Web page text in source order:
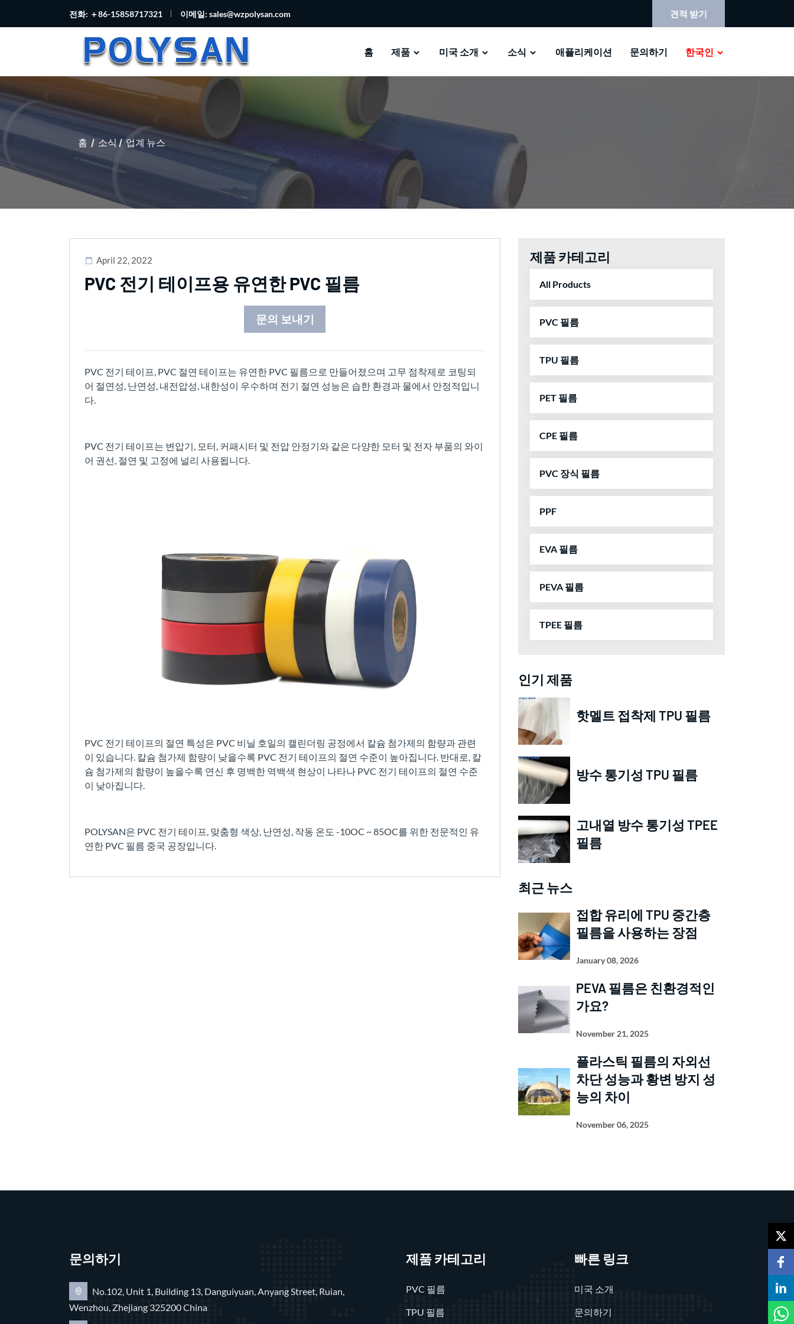
전화: ＋86-15858717321 이메일: sales@wzpolysan.com 견적 받기
홈 제품 미국 소개 소식 애플리케이션 문의하기 한국인
홈 소식 업계 뉴스
April 22, 2022
PVC 전기 테이프용 유연한 PVC 필름
문의 보내기
PVC 전기 테이프, PVC 절연 테이프는 유연한 PVC 필름으로 만들어졌으며 고무 점착제로 코팅되
어 절연성, 난연성, 내전압성, 내한성이 우수하며 전기 절연 성능은 습한 환경과 물에서 안정적입니
다.
PVC 전기 테이프는 변압기, 모터, 커패시터 및 전압 안정기와 같은 다양한 모터 및 전자 부품의 와이
어 권선, 절연 및 고정에 널리 사용됩니다.
PVC 전기 테이프의 절연 특성은 PVC 비닐 호일의 캘린더링 공정에서 칼슘 첨가제의 함량과 관련
이 있습니다. 칼슘 첨가제 함량이 낮을수록 PVC 전기 테이프의 절연 수준이 높아집니다. 반대로, 칼
슘 첨가제의 함량이 높을수록 연신 후 명백한 역백색 현상이 나타나 PVC 전기 테이프의 절연 수준
이 낮아집니다.
POLYSAN은 PVC 전기 테이프, 맞춤형 색상, 난연성, 작동 온도 -10OC ~ 85OC를 위한 전문적인 유
연한 PVC 필름 중국 공장입니다.
제품 카테고리
All Products
PVC 필름
TPU 필름
PET 필름
CPE 필름
PVC 장식 필름
PPF
EVA 필름
PEVA 필름
TPEE 필름
인기 제품
핫멜트 접착제 TPU 필름
방수 통기성 TPU 필름
고내열 방수 통기성 TPEE
필름
최근 뉴스
접합 유리에 TPU 중간층
필름을 사용하는 장점
January 08, 2026
PEVA 필름은 친환경적인
가요?
November 21, 2025
플라스틱 필름의 자외선
차단 성능과 황변 방지 성
능의 차이
November 06, 2025
문의하기
No.102, Unit 1, Building 13, Danguiyuan, Anyang Street, Ruian,
Wenzhou, Zhejiang 325200 China
제품 카테고리
PVC 필름
TPU 필름
빠른 링크
미국 소개
문의하기